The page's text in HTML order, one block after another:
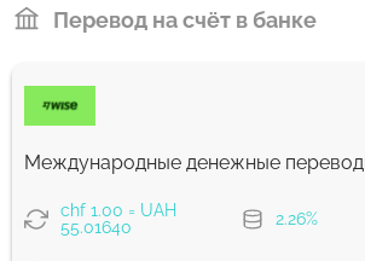
Перевод на счёт в банке
Международные денежные
chf 1.00 = UAH
55.01640
2.26%